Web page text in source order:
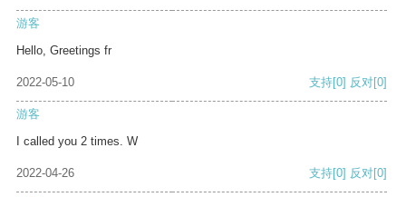
游客
Hello, Greetings fr
2022-05-10 支持[0] 反对[0]
游客
I called you 2 times. W
2022-04-26 支持[0] 反对[0]